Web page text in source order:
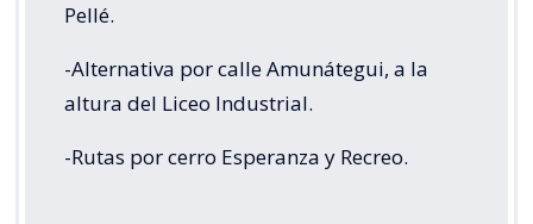
Pellé.
-Alternativa por calle Amunátegui, a la
altura del Liceo Industrial.
-Rutas por cerro Esperanza y Recreo.